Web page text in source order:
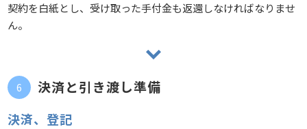
契約を白紙とし、受け取った手付金も返還しなければなりませ
ん。
決済と引き渡し準備
決済、登記